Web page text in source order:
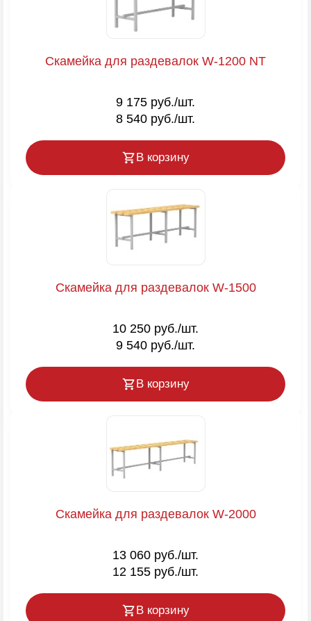
Скамейка для раздевалок W-1200 NT
9 175 руб./шт.
8 540 руб./шт.
В корзину
Скамейка для раздевалок W-1500
10 250 руб./шт.
9 540 руб./шт.
В корзину
Скамейка для раздевалок W-2000
13 060 руб./шт.
12 155 руб./шт.
В корзину